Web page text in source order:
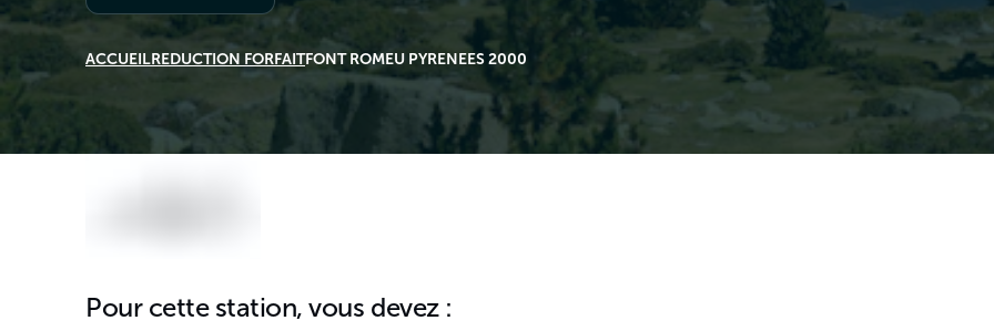
ACCUEILREDUCTION FORFAITFONT ROMEU PYRENEES 2000
Pour cette station, vous devez :